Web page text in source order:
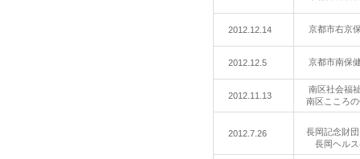
2012.12.14 京都市右京
2012.12.5 京都市南保
2012.11.13
南区社会福
南区こころ
2012.7.26
長岡記念財団
長岡ヘルス